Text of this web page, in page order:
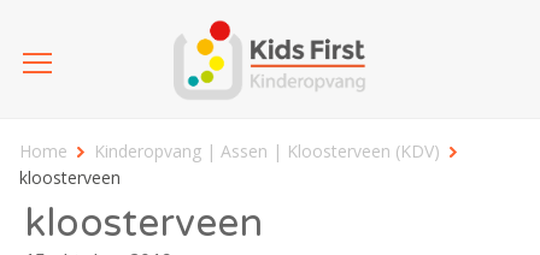
Home
Kinderopvang | Assen | Kloosterveen (KDV)
kloosterveen
kloosterveen